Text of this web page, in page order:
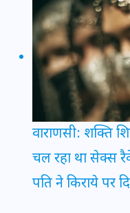
वाराणसी: शक्ति
चल रहा था सेक्स
पति ने किराये पर